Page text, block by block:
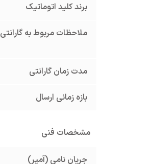
برند کلید اتوماتیک
ملاحظات مربوط به گارانتی
مدت زمان گارانتی
بازه زمانی ارسال
مشخصات فنی
جریان نامی (آمپر)